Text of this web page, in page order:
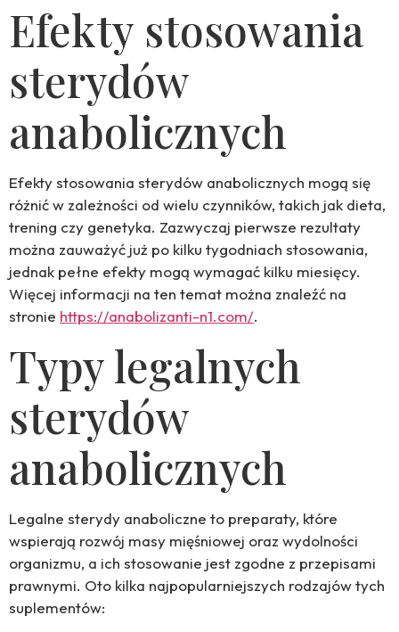
Efekty stosowania
sterydów
anabolicznych
Efekty stosowania sterydów anabolicznych mogą się
różnić w zależności od wielu czynników, takich jak dieta,
trening czy genetyka. Zazwyczaj pierwsze rezultaty
można zauważyć już po kilku tygodniach stosowania,
jednak pełne efekty mogą wymagać kilku miesięcy.
Więcej informacji na ten temat można znaleźć na
stronie https://anabolizanti-n1.com/.
Typy legalnych
sterydów
anabolicznych
Legalne sterydy anaboliczne to preparaty, które
wspierają rozwój masy mięśniowej oraz wydolności
organizmu, a ich stosowanie jest zgodne z przepisami
prawnymi. Oto kilka najpopularniejszych rodzajów tych
suplementów: